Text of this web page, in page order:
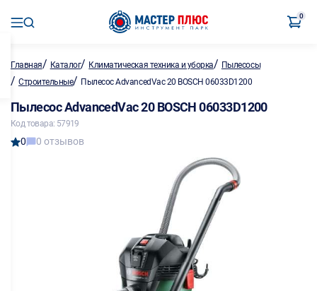
0
Главная/ Каталог/ Климатическая техника и уборка/ Пылесосы
/ Строительные/ Пылесос AdvancedVac 20 BOSCH 06033D1200
Пылесос AdvancedVac 20 BOSCH 06033D1200
Код товара: 57919
0 0 отзывов